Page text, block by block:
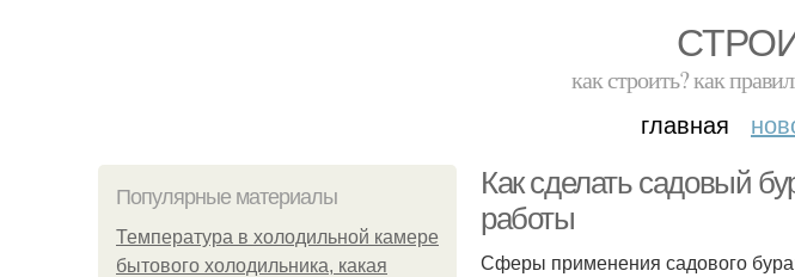
как строить? как
главная
Популярные материалы
Температура в холодильной камере
бытового холодильника, какая
Как сделать садовый
работы
Сферы применения садового